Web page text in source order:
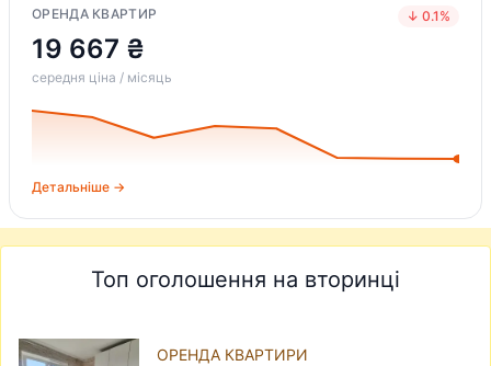
ОРЕНДА КВАРТИР ↓ 0.1%
19 667 ₴
середня ціна / місяць
Детальніше →
Топ оголошення на вторинці
ОРЕНДА КВАРТИРИ